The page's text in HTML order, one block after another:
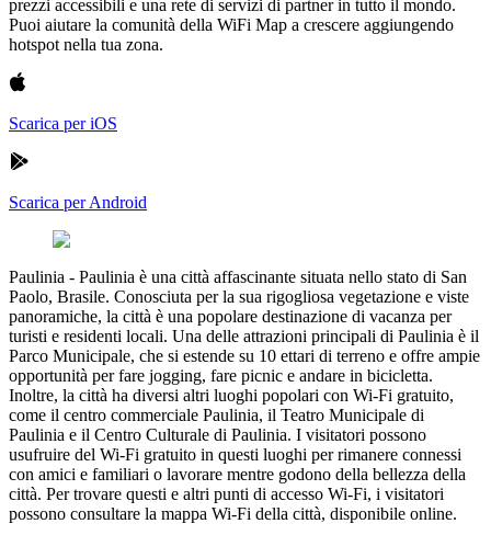
prezzi accessibili e una rete di servizi di partner in tutto il mondo.
Puoi aiutare la comunità della WiFi Map a crescere aggiungendo
hotspot nella tua zona.
Scarica per iOS
Scarica per Android
Paulinia - Paulinia è una città affascinante situata nello stato di San
Paolo, Brasile. Conosciuta per la sua rigogliosa vegetazione e viste
panoramiche, la città è una popolare destinazione di vacanza per
turisti e residenti locali. Una delle attrazioni principali di Paulinia è il
Parco Municipale, che si estende su 10 ettari di terreno e offre ampie
opportunità per fare jogging, fare picnic e andare in bicicletta.
Inoltre, la città ha diversi altri luoghi popolari con Wi-Fi gratuito,
come il centro commerciale Paulinia, il Teatro Municipale di
Paulinia e il Centro Culturale di Paulinia. I visitatori possono
usufruire del Wi-Fi gratuito in questi luoghi per rimanere connessi
con amici e familiari o lavorare mentre godono della bellezza della
città. Per trovare questi e altri punti di accesso Wi-Fi, i visitatori
possono consultare la mappa Wi-Fi della città, disponibile online.